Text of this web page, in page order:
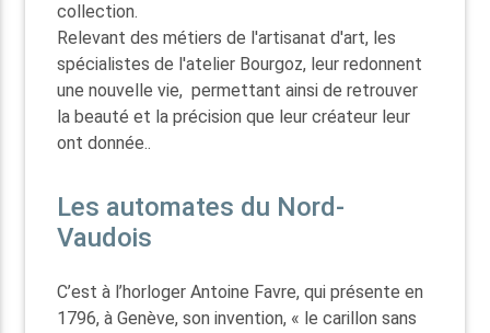
collection.
Relevant des métiers de l'artisanat d'art, les
spécialistes de l'atelier Bourgoz, leur redonnent
une nouvelle vie, permettant ainsi de retrouver
la beauté et la précision que leur créateur leur
ont donnée..
Les automates du Nord-
Vaudois
C’est à l’horloger Antoine Favre, qui présente en
1796, à Genève, son invention, « le carillon sans